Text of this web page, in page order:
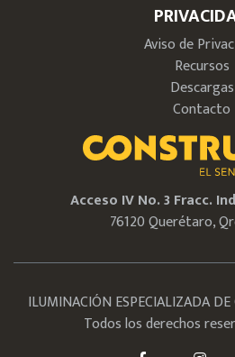
Aviso de
Recursos
Descargas
Contacto
Acceso IV No. 3 Fracc.
76120 Querétaro,
ILUMINACIÓN ESPECIALIZADA DE
Todos los derechos